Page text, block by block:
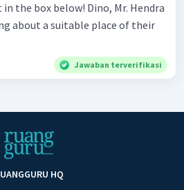
Dino, Mr. Hendra
about a suitable place of their
Jawaban terverifikasi
HQ